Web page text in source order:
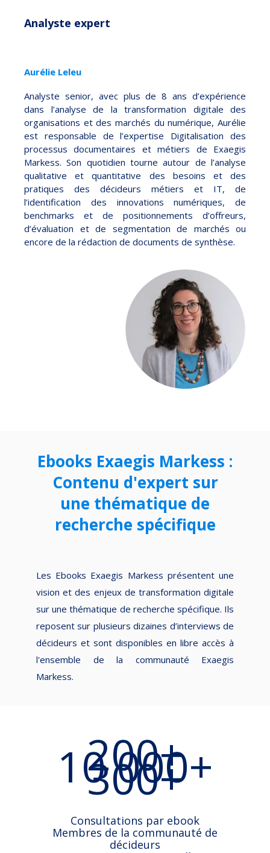
Analyste expert
Aurélie Leleu
Analyste senior, avec plus de 8 ans d’expérience
dans l’analyse de la transformation digitale des
organisations et des marchés du numérique, Aurélie
est responsable de l’expertise Digitalisation des
processus documentaires et métiers de Exaegis
Markess. Son quotidien tourne autour de l’analyse
qualitative et quantitative des besoins et des
pratiques des décideurs métiers et IT, de
l’identification des innovations numériques, de
benchmarks et de positionnements d’offreurs,
d’évaluation et de segmentation de marchés ou
encore de la rédaction de documents de synthèse.
Ebooks Exaegis Markess :
Contenu d'expert sur
une thématique de
recherche spécifique
Les Ebooks Exaegis Markess présentent une
vision et des enjeux de transformation digitale
sur une thématique de recherche spécifique. Ils
reposent sur plusieurs dizaines d’interviews de
décideurs et sont disponibles en libre accès à
l'ensemble de la communauté Exaegis
Markess.
200+
10 000+
300+
Consultations par ebook
Membres de la communauté de
décideurs